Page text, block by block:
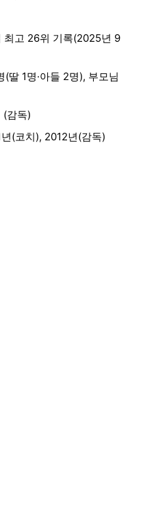
최고 26위 기록(2025년 9
딸 1명·아들 2명), 부모님
(감독)
(코치), 2012년(감독)